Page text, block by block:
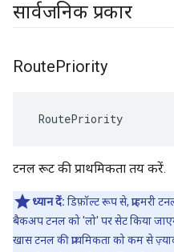
सार्वजनिक प्रकार
RoutePriority
RoutePriority
टनल रूट की प्राथमिकता तय करें.
ध्यान दें: डिफ़ॉल्ट रूप से, प्राइमरी
बैकअप टनल को 'लो' पर सेट किया
खास टनल की प्राथमिकता को कम से